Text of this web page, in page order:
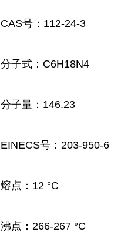
CAS号：112-24-3
分子式：C6H18N4
分子量：146.23
EINECS号：203-950-6
熔点：12 °C
沸点：266-267 °C